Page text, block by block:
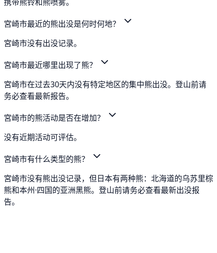
宮崎市最近的熊出没是何时何地？
宮崎市没有出没记录。
宮崎市最近哪里出现了熊？
宮崎市在过去30天内没有特定地区的集中熊出没。登山前请
务必查看最新报告。
宮崎市的熊活动是否在增加？
没有近期活动可评估。
宮崎市有什么类型的熊？
宮崎市没有熊出没记录，但日本有两种熊：北海道的乌苏里棕
熊和本州·四国的亚洲黑熊。登山前请务必查看最新出没报
告。